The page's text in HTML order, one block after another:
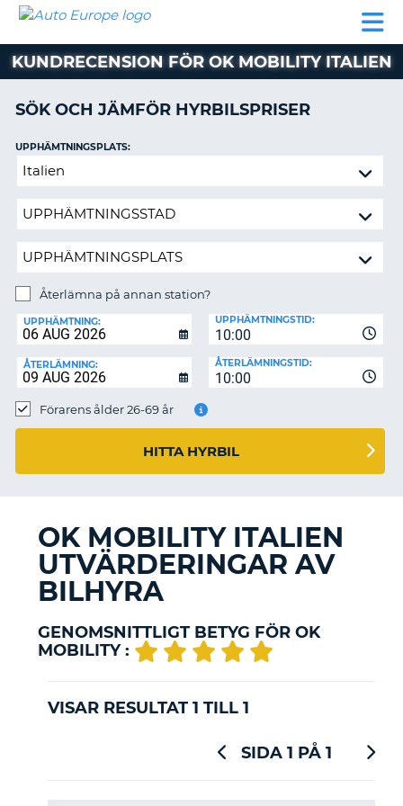
HYRBIL
HYRA
PARTNER
AUTO
EUROPE
HYRBIL
HYRA
HUSBIL
MIN
MEDLEMSINFORMATION
ADMINISTRERA
BOKNING
SVERIGE
KUNDRECENSION FÖR OK MOBILITY ITALIEN
SÖK OCH JÄMFÖR HYRBILSPRISER
Återlämna
annan
UPPHÄMTNINGSPLATS:
Återlämna på annan station?
UPPHÄMTNING:
10:00
UPPHÄMTNINGSTID:
ÅTERLÄMNING:
10:00
ÅTERLÄMNINGSTID:
Förarens ålder 26-69 år
HITTA HYRBIL
OK MOBILITY ITALIEN
UTVÄRDERINGAR AV
BILHYRA
GENOMSNITTLIGT BETYG FÖR OK
MOBILITY :
VISAR RESULTAT 1 TILL 1
SIDA 1 PÅ 1